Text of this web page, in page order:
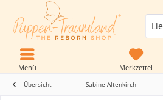
Merkzettel
Menü
Übersicht Sabine Altenkirch